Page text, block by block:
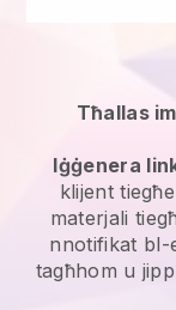
Tħallas
Iġġenera
klijent
materjali
nnotifikat bl-
tagħhom u